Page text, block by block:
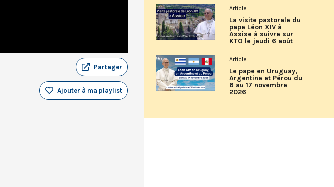
Partager
Ajouter à ma playlist
Article
La visite pastorale du
pape Léon XIV à
Assise à suivre sur
KTO le jeudi 6 août
Article
Le pape en Uruguay,
Argentine et Pérou du
6 au 17 novembre
2026